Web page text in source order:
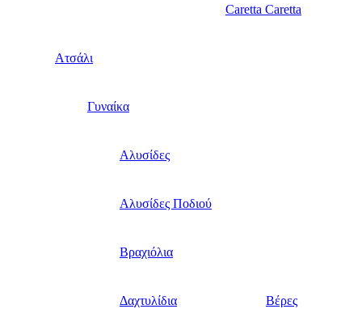
Caretta Caretta
Ατσάλι
Γυναίκα
Αλυσίδες
Αλυσίδες Ποδιού
Βραχιόλια
Δαχτυλίδια Βέρες